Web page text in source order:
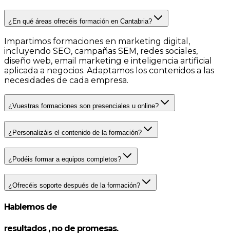
¿En qué áreas ofrecéis formación en Cantabria?
Impartimos formaciones en marketing digital,
incluyendo SEO, campañas SEM, redes sociales,
diseño web, email marketing e inteligencia artificial
aplicada a negocios. Adaptamos los contenidos a las
necesidades de cada empresa.
¿Vuestras formaciones son presenciales u online?
¿Personalizáis el contenido de la formación?
¿Podéis formar a equipos completos?
¿Ofrecéis soporte después de la formación?
Hablemos de
resultados , no de promesas.